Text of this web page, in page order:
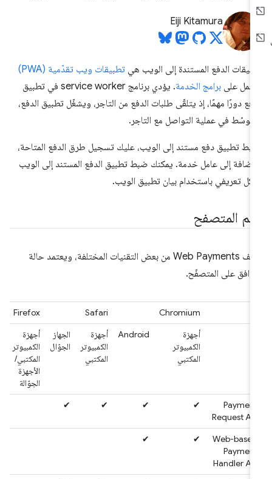
Eiji Kitamura
الدفع المستندة إلى الويب هي تطبيقات ويب تقدّمية (PWA)
علىبرامج الخدمة
. يؤدي برنامج service worker في تطبيق
دورًا مهمًا، إذ يتلقّى طلبات الدفع من التاجر، ويشغّل تطبيق الدفع،
في عملية التواصل مع التاجر.
تطبيق دفع مستند إلى الويب، عليك تسجيل طرق الدفع المتاحة،
إلى عامل خدمة. يمكنك ضبط تطبيق الدفع المستند إلى الويب
تعريفي باستخدام بيان تطبيق الويب.
المتصفح
تتألف Web Payments من بعض التقنيات المختلفة، ويعتمد حالة
على المتصفّح.
Chromium
Safari
Firefox
أجهزة
الكمبيوتر
المكتبي
Android
أجهزة
الكمبيوتر
المكتبي
الجهاز
الجوّال
أجهزة
الكمبيوتر
المكتبي/
الأجهزة
الجوّالة
Payment
Request API
Web-based
Payment
Handler API
✔